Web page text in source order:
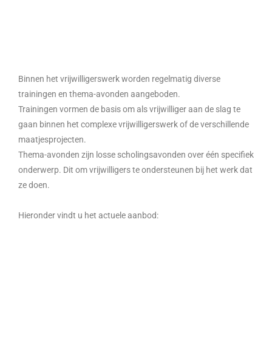
Binnen het vrijwilligerswerk worden regelmatig diverse
trainingen en thema-avonden aangeboden.
Trainingen vormen de basis om als vrijwilliger aan de slag te
gaan binnen het complexe vrijwilligerswerk of de verschillende
maatjesprojecten.
Thema-avonden zijn losse scholingsavonden over één specifiek
onderwerp. Dit om vrijwilligers te ondersteunen bij het werk dat
ze doen.
Hieronder vindt u het actuele aanbod: